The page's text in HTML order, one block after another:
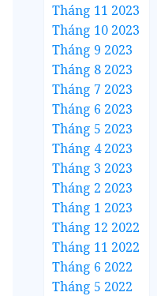
Tháng 11 2023
Tháng 10 2023
Tháng 9 2023
Tháng 8 2023
Tháng 7 2023
Tháng 6 2023
Tháng 5 2023
Tháng 4 2023
Tháng 3 2023
Tháng 2 2023
Tháng 1 2023
Tháng 12 2022
Tháng 11 2022
Tháng 6 2022
Tháng 5 2022